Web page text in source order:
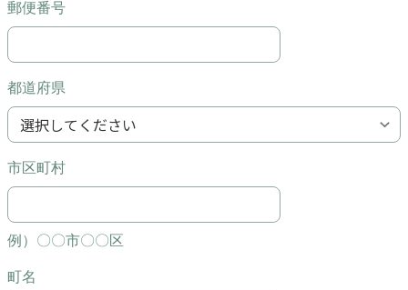
郵便番号
都道府県
市区町村
例）〇〇市〇〇区
町名